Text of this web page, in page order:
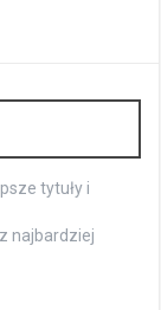
tytuły i
najbardziej